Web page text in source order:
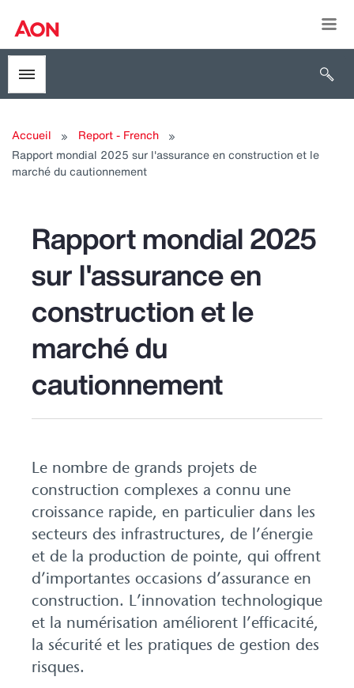
Toggle menubar
Accueil
Report - French
Rapport mondial 2025 sur l'assurance en construction et le
marché du cautionnement
Rapport mondial 2025
sur l'assurance en
construction et le
marché du
cautionnement
Le nombre de grands projets de
construction complexes a connu une
croissance rapide, en particulier dans les
secteurs des infrastructures, de l’énergie
et de la production de pointe, qui offrent
d’importantes occasions d’assurance en
construction. L’innovation technologique
et la numérisation améliorent l’efficacité,
la sécurité et les pratiques de gestion des
risques.